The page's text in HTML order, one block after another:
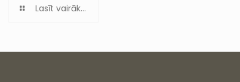
Lasīt vairāk...